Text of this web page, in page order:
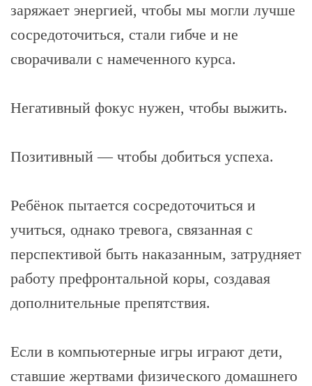
заряжает энергией, чтобы мы могли лучше
сосредоточиться, стали гибче и не
сворачивали с намеченного курса.
Негативный фокус нужен, чтобы выжить.
Позитивный — чтобы добиться успеха.
Ребёнок пытается сосредоточиться и
учиться, однако тревога, связанная с
перспективой быть наказанным, затрудняет
работу префронтальной коры, создавая
дополнительные препятствия.
Если в компьютерные игры играют дети,
ставшие жертвами физического домашнего